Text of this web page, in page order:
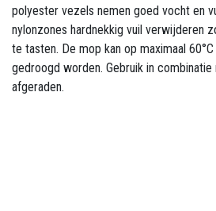
polyester vezels nemen goed vocht en
nylonzones hardnekkig vuil verwijderen
te tasten. De mop kan op maximaal
gedroogd worden. Gebruik in
afgeraden.